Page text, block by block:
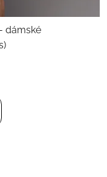
dámské